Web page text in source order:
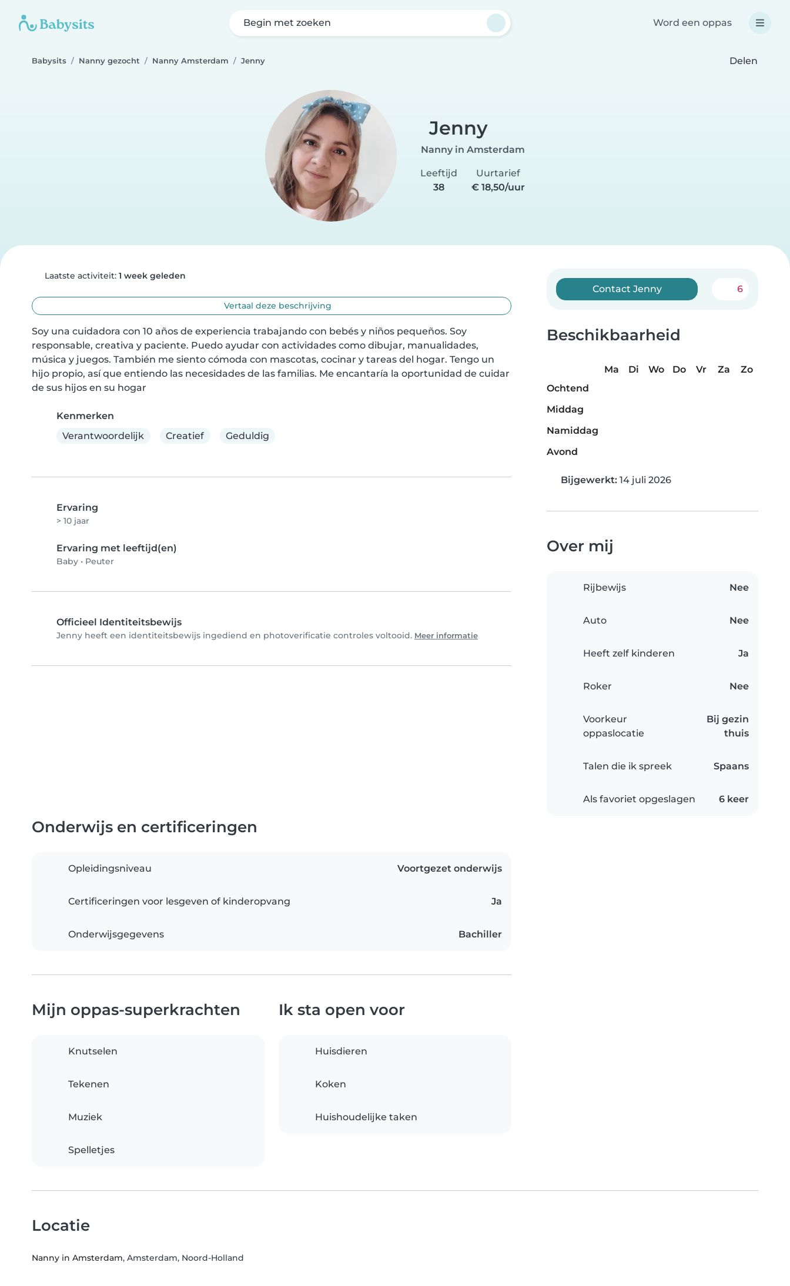
Begin met zoeken Word een oppas
Babysits Nanny gezocht Nanny Amsterdam Jenny Delen
Jenny
Nanny in Amsterdam
Leeftijd
38
Uurtarief
€ 18,50/uur
Laatste activiteit: 1 week geleden
Vertaal deze beschrijving
Soy una cuidadora con 10 años de experiencia trabajando con bebés y niños pequeños. Soy
responsable, creativa y paciente. Puedo ayudar con actividades como dibujar, manualidades,
música y juegos. También me siento cómoda con mascotas, cocinar y tareas del hogar. Tengo un
hijo propio, así que entiendo las necesidades de las familias. Me encantaría la oportunidad de cuidar
de sus hijos en su hogar
Kenmerken
Verantwoordelijk
Creatief Geduldig
Ervaring
> 10 jaar
Ervaring met leeftijd(en)
Baby • Peuter
Officieel Identiteitsbewijs
Jenny heeft een identiteitsbewijs ingediend en photoverificatie controles voltooid. Meer informatie
Contact Jenny 6
Beschikbaarheid
Ma Di Wo Do Vr Za
Zo
Ochtend
Middag
Namiddag
Avond
Bijgewerkt: 14 juli 2026
Over mij
Rijbewijs Nee
Auto Nee
Heeft zelf kinderen Ja
Roker Nee
Voorkeur
oppaslocatie
Bij gezin
thuis
Talen die ik spreek Spaans
Als favoriet opgeslagen 6 keer
Onderwijs en certificeringen
Opleidingsniveau Voortgezet onderwijs
Certificeringen voor lesgeven of kinderopvang Ja
Onderwijsgegevens Bachiller
Mijn oppas-superkrachten
Knutselen
Tekenen
Muziek
Spelletjes
Ik sta open voor
Huisdieren
Koken
Huishoudelijke taken
Locatie
Nanny in Amsterdam, Amsterdam, Noord-Holland